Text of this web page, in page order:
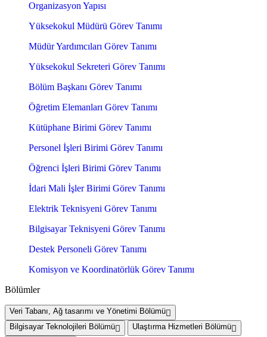
Organizasyon Yapısı
Yüksekokul Müdürü Görev Tanımı
Müdür Yardımcıları Görev Tanımı
Yüksekokul Sekreteri Görev Tanımı
Bölüm Başkanı Görev Tanımı
Öğretim Elemanları Görev Tanımı
Kütüphane Birimi Görev Tanımı
Personel İşleri Birimi Görev Tanımı
Öğrenci İşleri Birimi Görev Tanımı
İdari Mali İşler Birimi Görev Tanımı
Elektrik Teknisyeni Görev Tanımı
Bilgisayar Teknisyeni Görev Tanımı
Destek Personeli Görev Tanımı
Komisyon ve Koordinatörlük Görev Tanımı
Bölümler
Veri Tabanı, Ağ tasarımı ve Yönetimi Bölümü
Bilgisayar Teknolojileri Bölümü
Ulaştırma Hizmetleri Bölümü